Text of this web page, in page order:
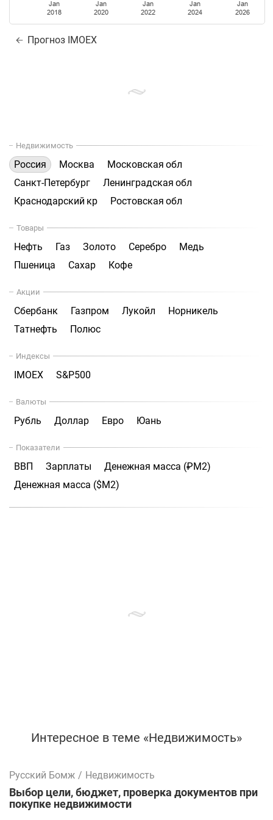
Jan
2018
Jan
2020
Jan
2022
Jan
2024
Jan
2026
Прогноз IMOEX
Недвижимость
Россия Москва
Московская обл
Санкт-Петербург
Ленинградская обл
Краснодарский кр
Ростовская обл
Товары
Нефть Газ Золото Серебро
Медь
Пшеница
Сахар Кофе
Акции
Сбербанк Газпром Лукойл
Норникель
Татнефть
Полюс
Индексы
IMOEX S&P500
Валюты
Рубль Доллар Евро Юань
Показатели
ВВП Зарплаты
Денежная масса (₽М2)
Денежная масса ($М2)
Интересное в теме «Недвижимость»
Русский Бомж / Недвижимость
Выбор цели, бюджет, проверка документов при
покупке недвижимости